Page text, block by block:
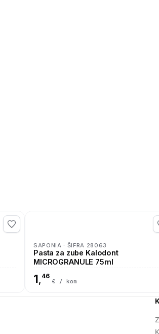
SAPONIA · ŠIFRA 28063
Pasta za zube Kalodont
MICROGRANULE 75ml
1, 46
€ / kom